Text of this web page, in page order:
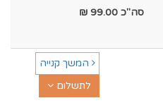
סה"כ 99.00
₪
המשך קנייה
לתשלום